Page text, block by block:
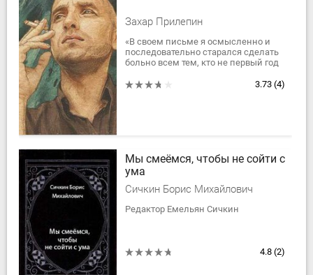
Захар Прилепин
«В своем письме я осмысленно и
последовательно старался сделать
больно всем тем, кто не первый год
Кто оскорбляет мою память и...3.73 (4)
Мы смеёмся, чтобы не сойти с
ума
Сичкин Борис Михайлович
Редактор Емельян Сичкин
4.8 (2)